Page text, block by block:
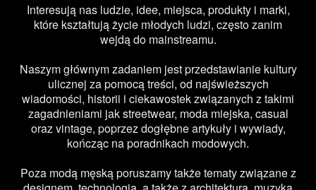
Interesują nas ludzie, idee, miejsca, produkty i marki,
które kształtują życie młodych ludzi, często zanim
wejdą do mainstreamu.
Naszym głównym zadaniem jest przedstawianie kultury
ulicznej za pomocą treści, od najświeższych
wiadomości, historii i ciekawostek związanych z takimi
zagadnieniami jak streetwear, moda miejska, casual
oraz vintage, poprzez dogłębne artykuły i wywiady,
kończąc na poradnikach modowych.
Poza modą męską poruszamy także tematy związane z